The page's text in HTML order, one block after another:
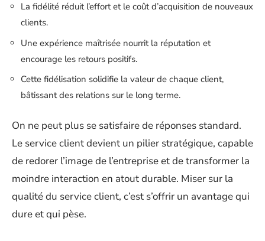
La fidélité réduit l’effort et le coût d’acquisition de nouveaux
clients.
Une expérience maîtrisée nourrit la réputation et
encourage les retours positifs.
Cette fidélisation solidifie la valeur de chaque client,
bâtissant des relations sur le long terme.
On ne peut plus se satisfaire de réponses standard.
Le service client devient un pilier stratégique, capable
de redorer l’image de l’entreprise et de transformer la
moindre interaction en atout durable. Miser sur la
qualité du service client, c’est s’offrir un avantage qui
dure et qui pèse.